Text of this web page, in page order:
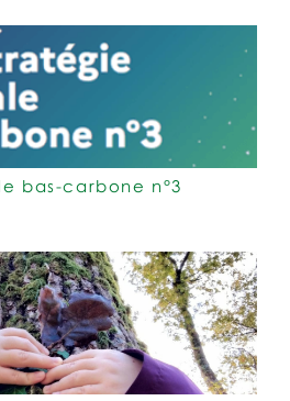
bas-carbone n°3